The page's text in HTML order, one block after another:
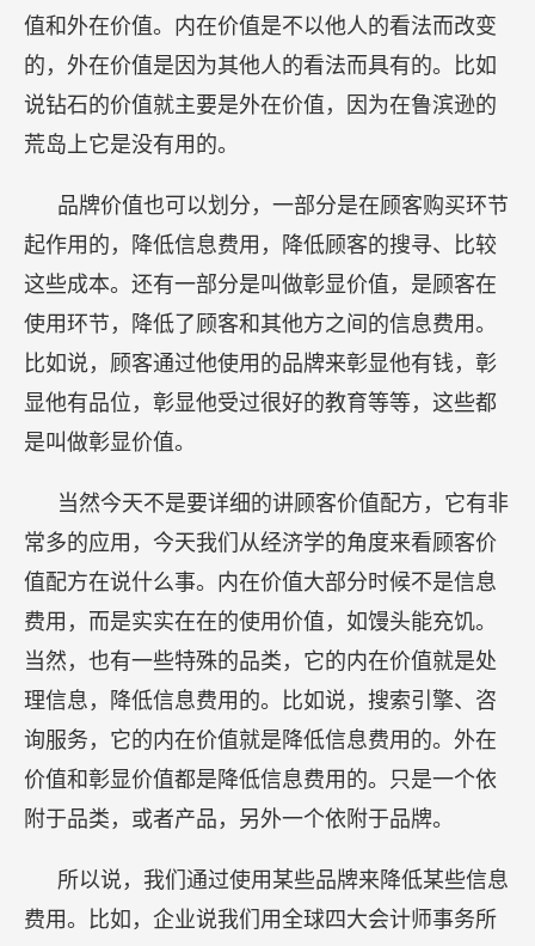
值和外在价值。内在价值是不以他人的看法而改变
的，外在价值是因为其他人的看法而具有的。比如
说钻石的价值就主要是外在价值，因为在鲁滨逊的
荒岛上它是没有用的。
品牌价值也可以划分，一部分是在顾客购买环节
起作用的，降低信息费用，降低顾客的搜寻、比较
这些成本。还有一部分是叫做彰显价值，是顾客在
使用环节，降低了顾客和其他方之间的信息费用。
比如说，顾客通过他使用的品牌来彰显他有钱，彰
显他有品位，彰显他受过很好的教育等等，这些都
是叫做彰显价值。
当然今天不是要详细的讲顾客价值配方，它有非
常多的应用，今天我们从经济学的角度来看顾客价
值配方在说什么事。内在价值大部分时候不是信息
费用，而是实实在在的使用价值，如馒头能充饥。
当然，也有一些特殊的品类，它的内在价值就是处
理信息，降低信息费用的。比如说，搜索引擎、咨
询服务，它的内在价值就是降低信息费用的。外在
价值和彰显价值都是降低信息费用的。只是一个依
附于品类，或者产品，另外一个依附于品牌。
所以说，我们通过使用某些品牌来降低某些信息
费用。比如，企业说我们用全球四大会计师事务所